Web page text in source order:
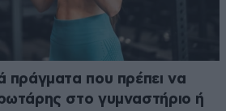
πράγματα που πρέπει να
στο γυμναστήριο ή